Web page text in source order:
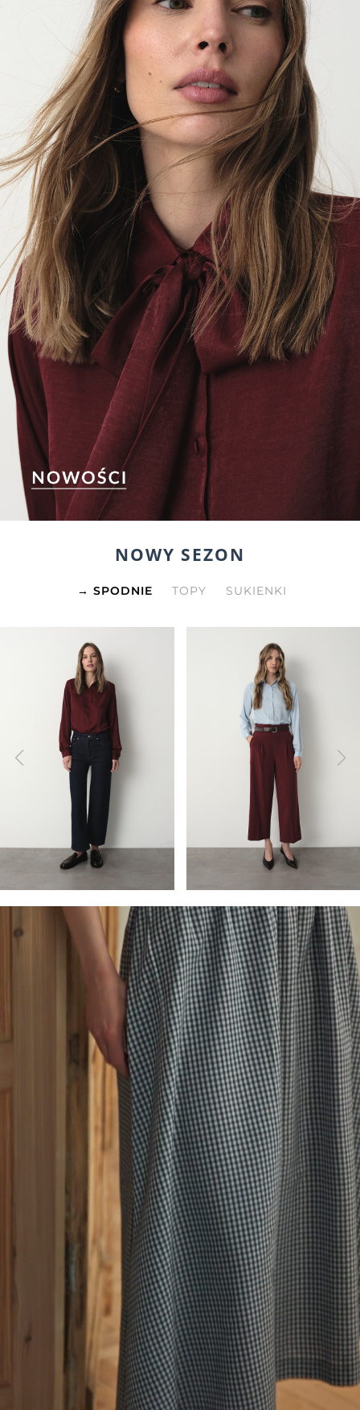
NOWY SEZON
SPODNIE TOPY SUKIENKI